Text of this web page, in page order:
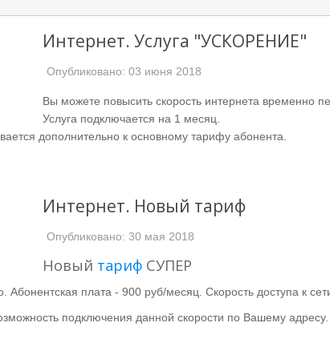
Интернет. Услуга "УСКОРЕНИЕ"
Опубликовано: 03 июня 2018
Вы можете повысить скорость интернета временно
Услуга подключается на 1 месяц.
дополнительно к основному тарифу абонента.
Интернет. Новый тариф
Опубликовано: 30 мая 2018
Новый тариф СУПЕР
Абонентская плата - 900 руб/месяц. Скорость доступа к
подключения данной скорости по Вашему адресу.